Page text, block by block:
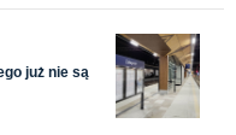
już nie są